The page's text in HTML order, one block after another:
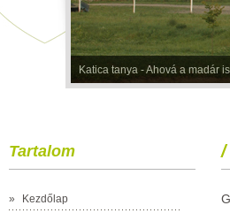
Katica tanya - Ahová a madár
Tartalom
»
Kezdőlap
/